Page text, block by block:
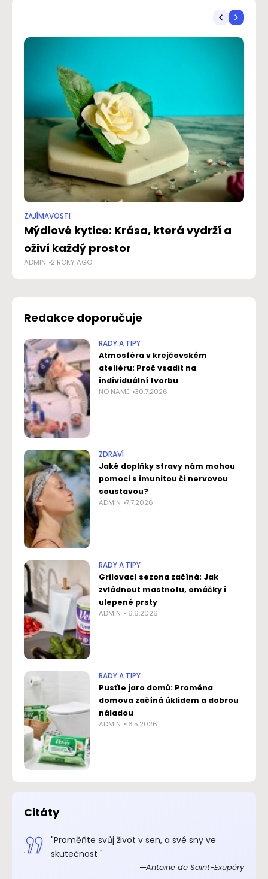
ZAJÍMAVOSTI
Mýdlové kytice: Krása, která vydrží a
oživí každý prostor
ADMIN 2 ROKY AGO
Redakce doporučuje
RADY A TIPY
Atmosféra v krejčovském
ateliéru: Proč vsadit na
individuální tvorbu
NO NAME 30.7.2026
ZDRAVÍ
Jaké doplňky stravy nám mohou
pomoci s imunitou či nervovou
soustavou?
ADMIN 7.7.2026
RADY A TIPY
Grilovací sezona začíná: Jak
zvládnout mastnotu, omáčky i
ulepené prsty
ADMIN 16.6.2026
RADY A TIPY
Pusťte jaro domů: Proměna
domova začíná úklidem a dobrou
náladou
ADMIN 16.5.2026
Citáty
"Proměňte svůj život v sen, a své sny ve
skutečnost "
Antoine de Saint-Exupéry